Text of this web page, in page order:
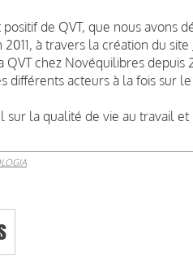
de QVT, que nous avons
2011, à travers la création du site
chez Novéquilibres depuis
différents acteurs à la fois sur
sur la qualité de vie au travail